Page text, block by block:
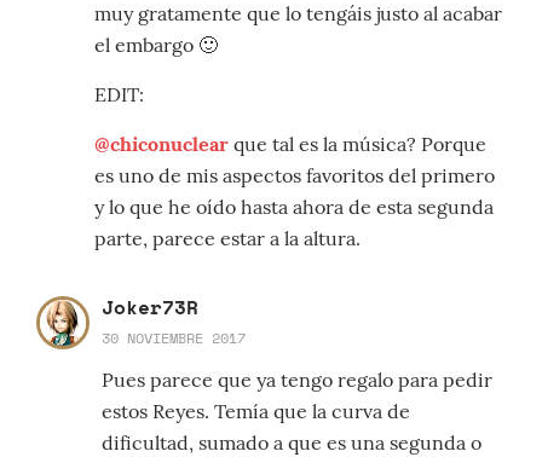
muy gratamente que lo tengáis justo al acabar
el embargo 🙂
EDIT:
@chiconuclear que tal es la música? Porque
es uno de mis aspectos favoritos del primero
y lo que he oído hasta ahora de esta segunda
parte, parece estar a la altura.
Joker73R
30 NOVIEMBRE 2017
Pues parece que ya tengo regalo para pedir
estos Reyes. Temía que la curva de
dificultad, sumado a que es una segunda o